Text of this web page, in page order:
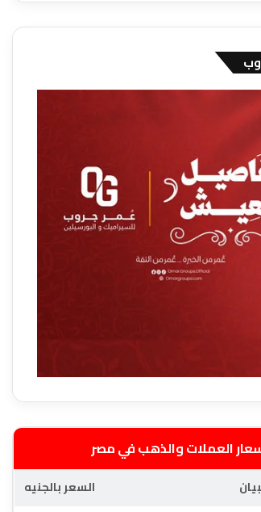
العملات والذهب في مصر
السعر بالجنيه